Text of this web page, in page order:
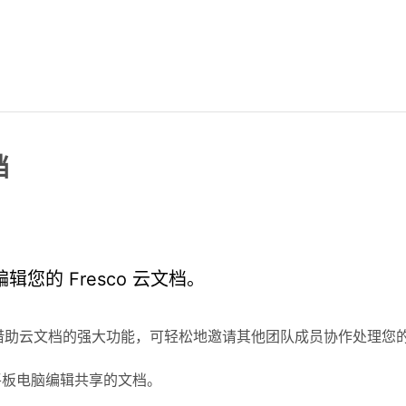
您的 Fresco 云文档。
云文档的强大功能，可轻松地邀请其他团队成员协作处理
电脑编辑共享的文档。